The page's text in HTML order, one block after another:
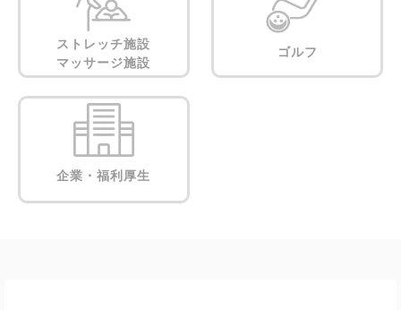
ストレッチ施設
マッサージ施設
ゴルフ
企業・福利厚生